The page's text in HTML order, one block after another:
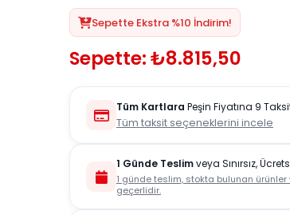
Sepette Ekstra %10 İndirim!
Sepette: ₺8.815,50
Tüm Kartlara Peşin Fiyatına 9
Tüm taksit seçeneklerini incele
1 Günde Teslimveya Sınırsız,
1 günde teslim, stokta bulunan
geçerlidir.